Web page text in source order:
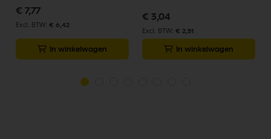
€ 7,77
€ 6,42
In winkelwagen
€ 3,04
€ 2,51
In winkelwagen